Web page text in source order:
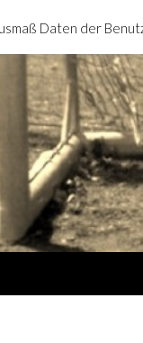
Daten der